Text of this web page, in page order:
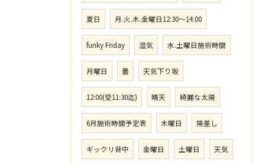
夏日 月.火.木.金曜日12:30〜14:00
funky Friday 湿気 水.土曜日施術時間
月曜日 曇 天気下り坂
12:00(受11:30迄) 晴天 綺麗な太陽
6月施術時間予定表 木曜日 陽差し
ギックリ背中 金曜日 土曜日 天気